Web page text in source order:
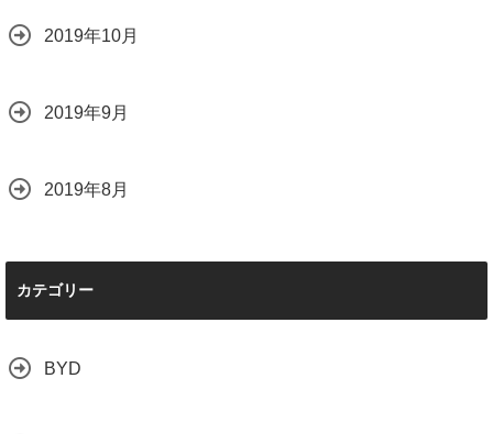
2019年10月
2019年9月
2019年8月
カテゴリー
BYD